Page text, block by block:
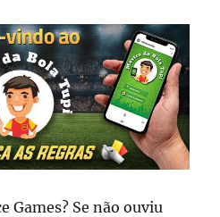
Games? Se não ouviu